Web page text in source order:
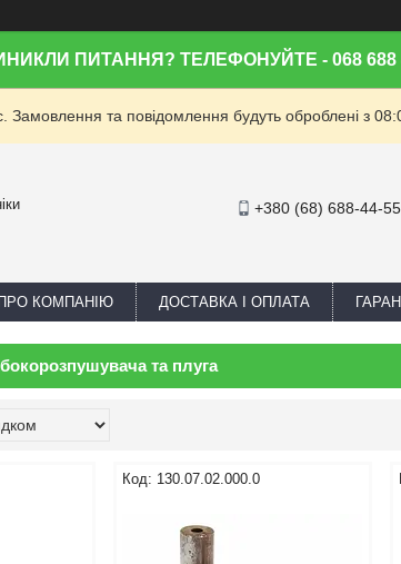
ПИТАННЯ? ТЕЛЕФОНУЙТЕ - 068 688
Замовлення та повідомлення будуть оброблені з
+380 (68) 688-44-55
ПРО КОМПАНІЮ ДОСТАВКА І ОПЛАТА
та плуга
130.07.02.000.0